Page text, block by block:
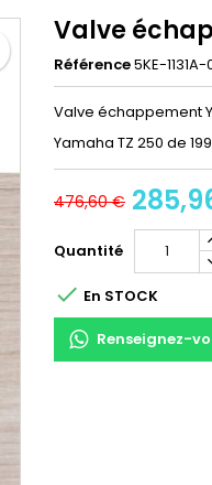
Valve
Référence5KE-1131A-
Valve échappement
Yamaha TZ 250 de
476,60 €
Quantité
 En STOCK
Renseignez-